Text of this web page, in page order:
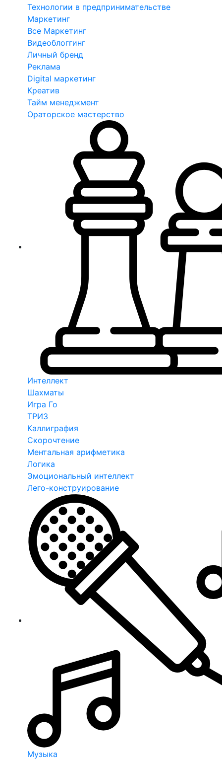
Технологии в предпринимательстве
Маркетинг
Все Маркетинг
Видеоблоггинг
Личный бренд
Реклама
Digital маркетинг
Креатив
Тайм менеджмент
Ораторское мастерство
Интеллект
Шахматы
Игра Го
ТРИЗ
Каллиграфия
Скорочтение
Ментальная арифметика
Логика
Эмоциональный интеллект
Лего-конструирование
Музыка